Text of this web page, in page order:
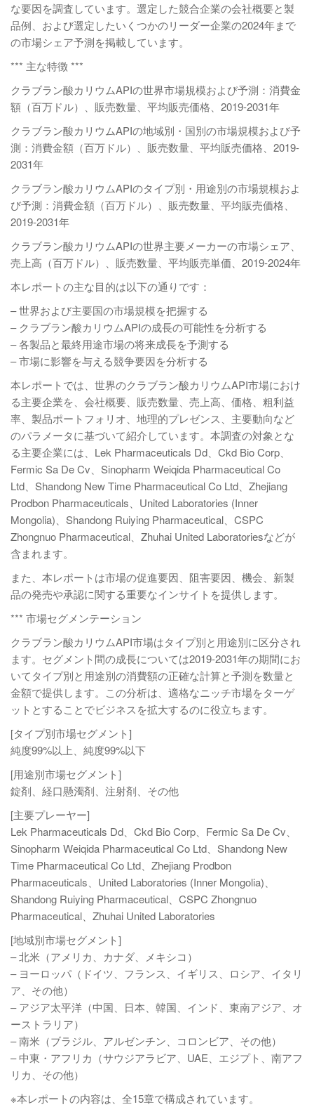
な要因を調査しています。選定した競合企業の会社概要と製
品例、および選定したいくつかのリーダー企業の2024年まで
の市場シェア予測を掲載しています。
*** 主な特徴 ***
クラブラン酸カリウムAPIの世界市場規模および予測：消費金
額（百万ドル）、販売数量、平均販売価格、2019-2031年
クラブラン酸カリウムAPIの地域別・国別の市場規模および予
測：消費金額（百万ドル）、販売数量、平均販売価格、2019-
2031年
クラブラン酸カリウムAPIのタイプ別・用途別の市場規模およ
び予測：消費金額（百万ドル）、販売数量、平均販売価格、
2019-2031年
クラブラン酸カリウムAPIの世界主要メーカーの市場シェア、
売上高（百万ドル）、販売数量、平均販売単価、2019-2024年
本レポートの主な目的は以下の通りです：
– 世界および主要国の市場規模を把握する
– クラブラン酸カリウムAPIの成長の可能性を分析する
– 各製品と最終用途市場の将来成長を予測する
– 市場に影響を与える競争要因を分析する
本レポートでは、世界のクラブラン酸カリウムAPI市場におけ
る主要企業を、会社概要、販売数量、売上高、価格、粗利益
率、製品ポートフォリオ、地理的プレゼンス、主要動向など
のパラメータに基づいて紹介しています。本調査の対象とな
る主要企業には、Lek Pharmaceuticals Dd、Ckd Bio Corp、
Fermic Sa De Cv、Sinopharm Weiqida Pharmaceutical Co
Ltd、Shandong New Time Pharmaceutical Co Ltd、Zhejiang
Prodbon Pharmaceuticals、United Laboratories (Inner
Mongolia)、Shandong Ruiying Pharmaceutical、CSPC
Zhongnuo Pharmaceutical、Zhuhai United Laboratoriesなどが
含まれます。
また、本レポートは市場の促進要因、阻害要因、機会、新製
品の発売や承認に関する重要なインサイトを提供します。
*** 市場セグメンテーション
クラブラン酸カリウムAPI市場はタイプ別と用途別に区分され
ます。セグメント間の成長については2019-2031年の期間にお
いてタイプ別と用途別の消費額の正確な計算と予測を数量と
金額で提供します。この分析は、適格なニッチ市場をターゲ
ットとすることでビジネスを拡大するのに役立ちます。
[タイプ別市場セグメント]
純度99%以上、純度99%以下
[用途別市場セグメント]
錠剤、経口懸濁剤、注射剤、その他
[主要プレーヤー]
Lek Pharmaceuticals Dd、Ckd Bio Corp、Fermic Sa De Cv、
Sinopharm Weiqida Pharmaceutical Co Ltd、Shandong New
Time Pharmaceutical Co Ltd、Zhejiang Prodbon
Pharmaceuticals、United Laboratories (Inner Mongolia)、
Shandong Ruiying Pharmaceutical、CSPC Zhongnuo
Pharmaceutical、Zhuhai United Laboratories
[地域別市場セグメント]
– 北米（アメリカ、カナダ、メキシコ）
– ヨーロッパ（ドイツ、フランス、イギリス、ロシア、イタリ
ア、その他）
– アジア太平洋（中国、日本、韓国、インド、東南アジア、オ
ーストラリア）
– 南米（ブラジル、アルゼンチン、コロンビア、その他）
– 中東・アフリカ（サウジアラビア、UAE、エジプト、南アフ
リカ、その他）
※本レポートの内容は、全15章で構成されています。